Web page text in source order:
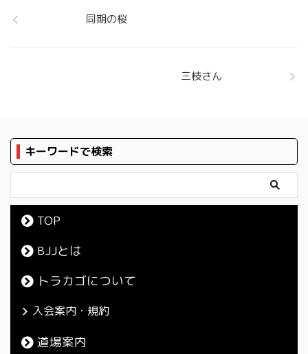
同期の桜
三枝さん
キーワードで検索
TOP
BJJとは
トラカゴについて
入会案内・規約
道場案内